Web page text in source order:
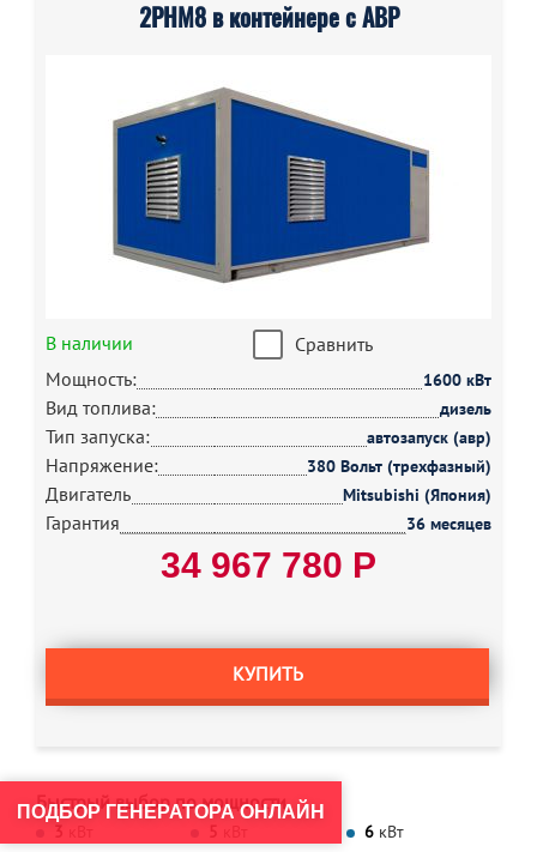
2РНМ8 в контейнере с АВР
В наличии
Сравнить
Мощность:
1600 кВт
Вид топлива: дизель
Тип запуска: автозапуск (авр)
Напряжение: 380 Вольт (трехфазный)
Двигатель Mitsubishi (Япония)
Гарантия 36 месяцев
34 967 780 Р
КУПИТЬ
Быстрый выбор по мощности
3 5 6 кВт
ПОДБОР ГЕНЕРАТОРА ОНЛАЙН